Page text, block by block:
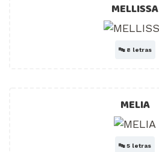
MELLISSA
🔤 8 letras
MELIA
🔤5 letras